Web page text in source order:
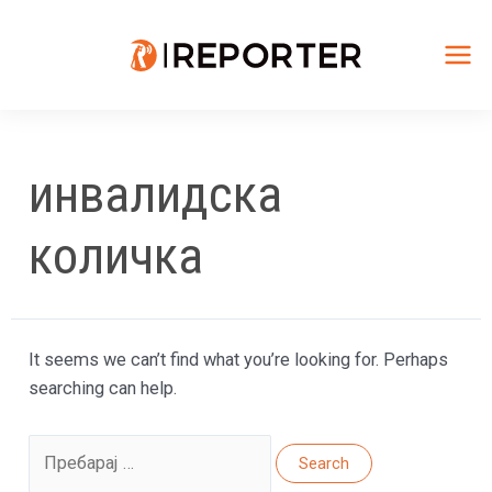
инвалидска
количка
It seems we can’t find what you’re looking for. Perhaps
searching can help.